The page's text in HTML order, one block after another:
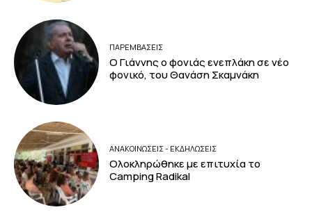
ΠΑΡΕΜΒΑΣΕΙΣ
Ο Γιάννης ο φονιάς ενεπλάκη σε νέο
φονικό, του Θανάση Σκαμνάκη
ΑΝΑΚΟΙΝΩΣΕΙΣ - ΕΚΔΗΛΩΣΕΙΣ
Ολοκληρώθηκε με επιτυχία το
Camping Radikal